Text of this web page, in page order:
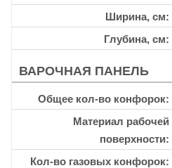
Ширина, см
Глубина, см
ВАРОЧНАЯ ПАНЕЛЬ
Общее кол-во конфорок
Материал рабочей
поверхности
Кол-во газовых конфорок